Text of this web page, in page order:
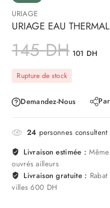
URIAGE
URIAGE EAU
145DH 101 DH
Rupture de stock
Demandez-Nous
24 personnes
Livraison estimée :
ouvrés ailleurs
Livraison gratuite :
villes 600 DH